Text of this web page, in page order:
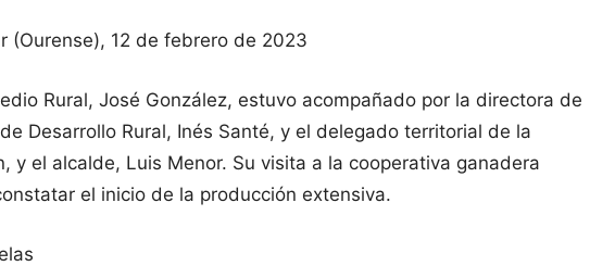
(Ourense), 12 de febrero de 2023
Rural, José González, estuvo acompañado por la directora de
Desarrollo Rural, Inés Santé, y el delegado territorial de la
y el alcalde, Luis Menor. Su visita a la cooperativa ganadera
el inicio de la producción extensiva.